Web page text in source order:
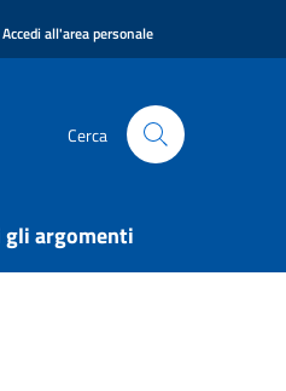
Accedi all'area personale
Cerca
argomenti